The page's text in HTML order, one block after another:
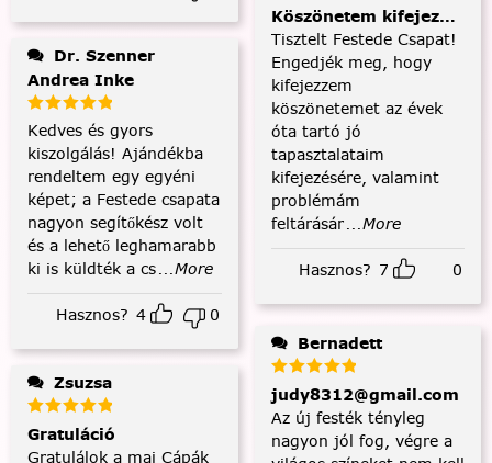
Andrea Inke
Kedves és gyors
kiszolgálás! Ajándékba
rendeltem egy egyéni
képet; a Festede csapata
nagyon segítőkész volt
és a lehető leghamarabb
ki is küldték a cs...More
Hasznos? 4 0
Zsuzsa
Gratuláció
Gratulálok a mai Cápák
Köszönetem kifejezése
Tisztelt Festede Csapat!
Engedjék meg, hogy
kifejezzem
köszönetemet az évek
óta tartó jó
tapasztalataim
kifejezésére, valamint
problémám
feltárásár...More
Hasznos? 7 0
Bernadett
judy8312@gmail.com
Az új festék tényleg
nagyon jól fog, végre a